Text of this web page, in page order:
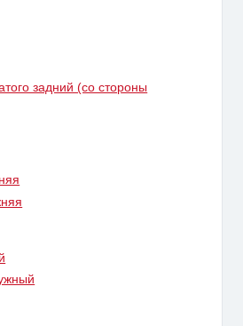
задний (со стороны